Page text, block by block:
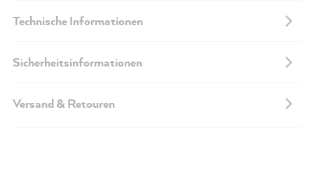
Technische Informationen
Sicherheitsinformationen
Versand & Retouren